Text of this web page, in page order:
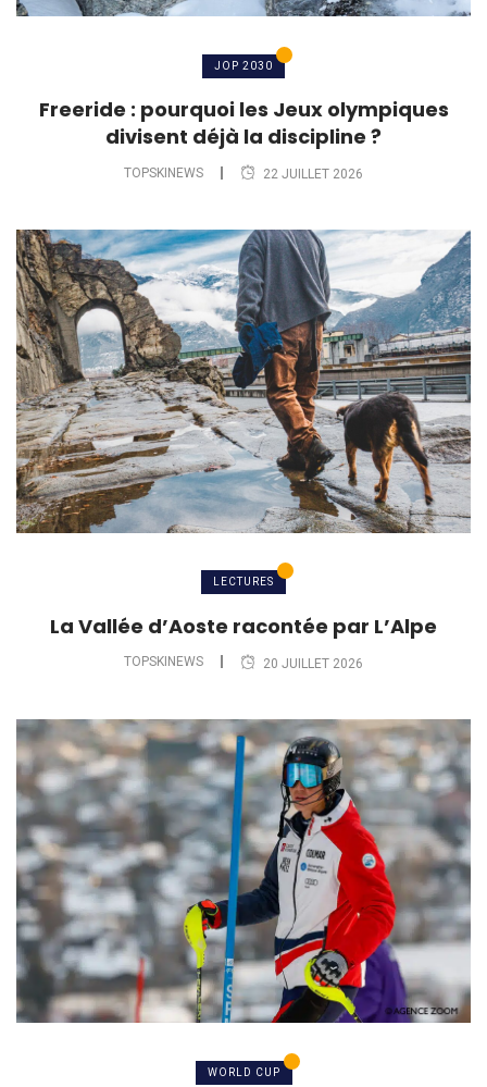
JOP 2030
Freeride : pourquoi les Jeux olympiques
divisent déjà la discipline ?
TOPSKINEWS 22 JUILLET 2026
LECTURES
La Vallée d’Aoste racontée par L’Alpe
TOPSKINEWS 20 JUILLET 2026
WORLD CUP